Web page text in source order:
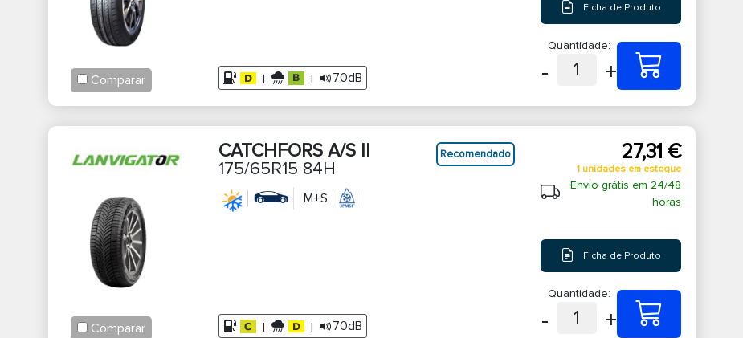
Comparar | | 70dB
Ficha de Produto
Quantidade:
- 1 +
Comparar
CATCHFORS A/S II
175/65R15 84H
M+S
| | 70dB
Recomendado 27,31 €
1 unidades em estoque
Envio grátis em 24/48
horas
Ficha de Produto
Quantidade:
- 1 +